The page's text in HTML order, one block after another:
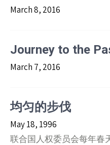
March 8, 2016
Journey to the
March 7, 2016
均匀的步伐
May 18, 1996
联合国人权委员会每年春